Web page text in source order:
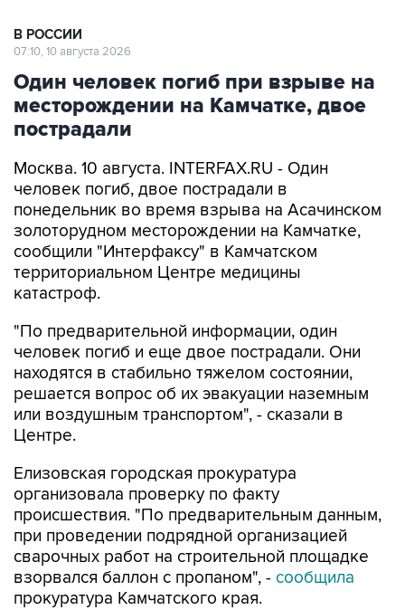
В РОССИИ
07:10, 10 августа 2026
Один человек погиб при взрыве на
месторождении на Камчатке, двое
пострадали
Москва. 10 августа. INTERFAX.RU - Один
человек погиб, двое пострадали в
понедельник во время взрыва на Асачинском
золоторудном месторождении на Камчатке,
сообщили "Интерфаксу" в Камчатском
территориальном Центре медицины
катастроф.
"По предварительной информации, один
человек погиб и еще двое пострадали. Они
находятся в стабильно тяжелом состоянии,
решается вопрос об их эвакуации наземным
или воздушным транспортом", - сказали в
Центре.
Елизовская городская прокуратура
организовала проверку по факту
происшествия. "По предварительным данным,
при проведении подрядной организацией
сварочных работ на строительной площадке
взорвался баллон с пропаном", - сообщила
прокуратура Камчатского края.